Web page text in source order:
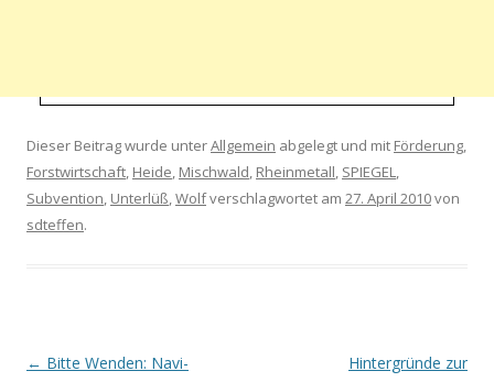
Dieser Beitrag wurde unterAllgemein abgelegt und mit Förderung,
Forstwirtschaft, Heide, Mischwald, Rheinmetall, SPIEGEL,
Subvention, Unterlüß,Wolfverschlagwortet am 27. April 2010von
sdteffen.
Artikel-Navigation
← Bitte Wenden: Navi-
Hintergründe zur